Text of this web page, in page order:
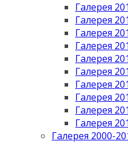
Галерея
Галерея
Галерея
Галерея
Галерея
Галерея
Галерея
Галерея
Галерея
Галерея
Галерея 2000-